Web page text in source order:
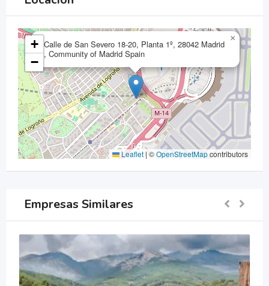
Calle de San Severo 18-20, Planta 1º, 28042 Madrid
, Community of Madrid Spain
×
+
−
Leaflet | ©OpenStreetMapcontributors
Empresas Similares